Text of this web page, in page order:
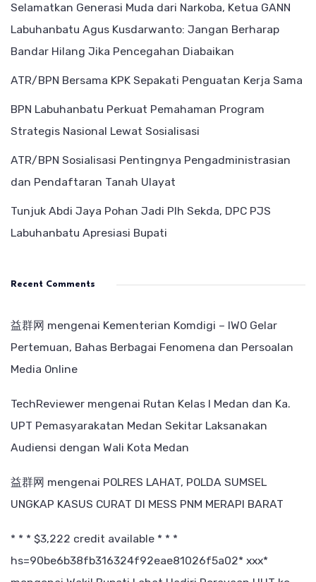
Selamatkan Generasi Muda dari Narkoba, Ketua GANN
Labuhanbatu Agus Kusdarwanto: Jangan Berharap
Bandar Hilang Jika Pencegahan Diabaikan
ATR/BPN Bersama KPK Sepakati Penguatan Kerja Sama
BPN Labuhanbatu Perkuat Pemahaman Program
Strategis Nasional Lewat Sosialisasi
ATR/BPN Sosialisasi Pentingnya Pengadministrasian
dan Pendaftaran Tanah Ulayat
Tunjuk Abdi Jaya Pohan Jadi Plh Sekda, DPC PJS
Labuhanbatu Apresiasi Bupati
Recent Comments
益群网 mengenai Kementerian Komdigi – IWO Gelar
Pertemuan, Bahas Berbagai Fenomena dan Persoalan
Media Online
TechReviewer mengenai Rutan Kelas I Medan dan Ka.
UPT Pemasyarakatan Medan Sekitar Laksanakan
Audiensi dengan Wali Kota Medan
益群网 mengenai POLRES LAHAT, POLDA SUMSEL
UNGKAP KASUS CURAT DI MESS PNM MERAPI BARAT
* * * $3,222 credit available * * *
hs=90be6b38fb316324f92eae81026f5a02* ххх*